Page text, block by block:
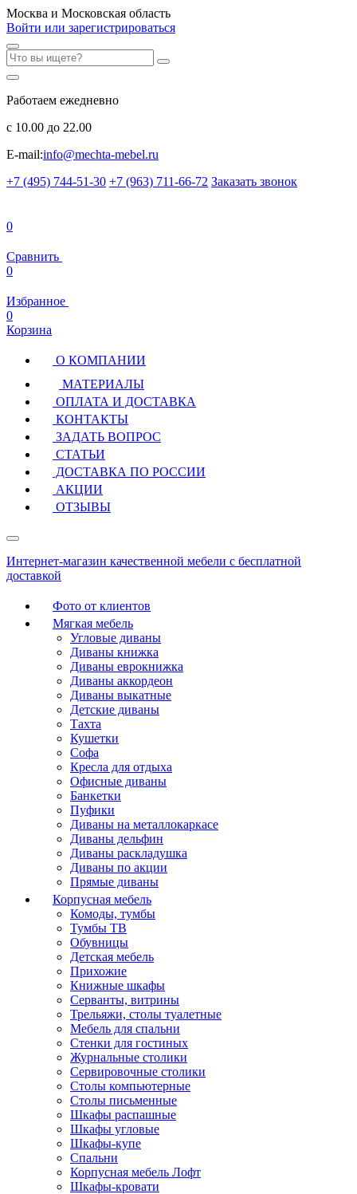
Москва и Московская область
Войти или зарегистрироваться
Работаем ежедневно
с 10.00 до 22.00
E-mail:info@mechta-mebel.ru
+7 (495) 744-51-30 +7 (963) 711-66-72 Заказать звонок
0
Сравнить
0
Избранное
0
Корзина
О КОМПАНИИ
МАТЕРИАЛЫ
ОПЛАТА И ДОСТАВКА
КОНТАКТЫ
ЗАДАТЬ ВОПРОС
СТАТЬИ
ДОСТАВКА ПО РОССИИ
АКЦИИ
ОТЗЫВЫ
Интернет-магазин качественной мебели с бесплатной
доставкой
Фото от клиентов
Мягкая мебель
Угловые диваны
Диваны книжка
Диваны еврокнижка
Диваны аккордеон
Диваны выкатные
Детские диваны
Тахта
Кушетки
Софа
Кресла для отдыха
Офисные диваны
Банкетки
Пуфики
Диваны на металлокаркасе
Диваны дельфин
Диваны раскладушка
Диваны по акции
Прямые диваны
Корпусная мебель
Комоды, тумбы
Тумбы ТВ
Обувницы
Детская мебель
Прихожие
Книжные шкафы
Серванты, витрины
Трельяжи, столы туалетные
Мебель для спальни
Стенки для гостиных
Журнальные столики
Сервировочные столики
Столы компьютерные
Столы письменные
Шкафы распашные
Шкафы угловые
Шкафы-купе
Спальни
Корпусная мебель Лофт
Шкафы-кровати